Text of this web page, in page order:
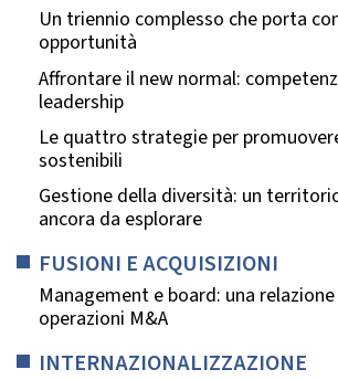
Un triennio complesso che porta
opportunità
Affrontare il new normal:
leadership
Le quattro strategie per
sostenibili
Gestione della diversità: un
ancora da esplorare
FUSIONI E ACQUISIZIONI
Management e board: una
operazioni M&A
INTERNAZIONALIZZAZIONE